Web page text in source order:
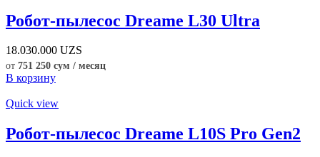
Робот-пылесос Dreame L30 Ultra
18.030.000 UZS
от 751 250 сум / месяц
В корзину
Quick view
Робот-пылесос Dreame L10S Pro Gen2